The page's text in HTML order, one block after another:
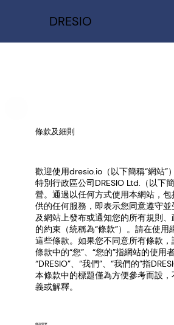
DRESIO
條款及細則
歡迎使用dresio.io（以下簡稱“網站”
特別行政區公司DRESIO Ltd.（以下簡
營。通過以任何方式使用本網站，
供的任何服務，即表示您同意遵守
及網站上發布或通知您的所有規則、
的約束（統稱為“條款”）。請在使用
這些條款。如果您不同意所有條款，
條款中的“您”、“您的”指網站的使用
“DRESIO”、“我們”、“我們的”指
本條款中的標題僅為方便參考而設
義或解釋。
條款變更